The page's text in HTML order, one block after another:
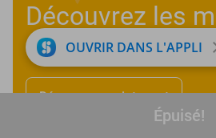
Épuisé!
Découvrez les
deals des
Découvrez maintenant
OUVRIR DANS L'APPLI